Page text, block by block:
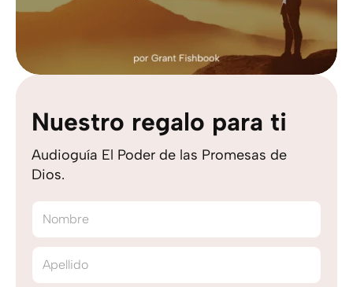
Nuestro regalo para ti
Audioguía El Poder de las Promesas de
Dios.
Nombre
Apellido